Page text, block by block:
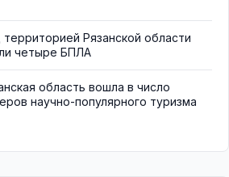
территорией Рязанской области
четыре БПЛА
область вошла в число
научно-популярного туризма